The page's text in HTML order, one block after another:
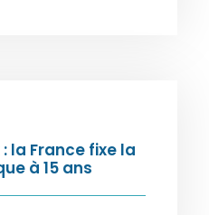
la France fixe la
à 15 ans